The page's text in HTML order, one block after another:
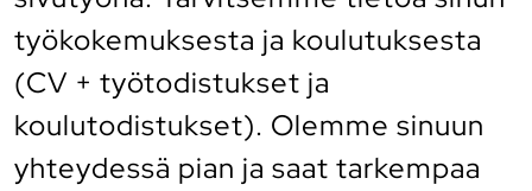
työkokemuksesta ja koulutuksesta
(CV + työtodistukset ja
koulutodistukset). Olemme sinuun
yhteydessä pian ja saat tarkempaa